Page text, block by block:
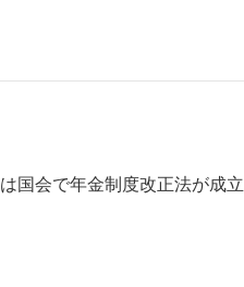
国会で年金制度改正法が成立